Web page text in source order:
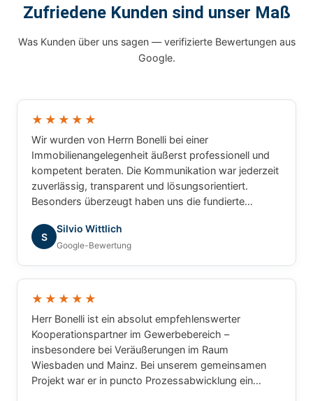
Zufriedene Kunden sind unser Maß
Was Kunden über uns sagen — verifizierte Bewertungen aus
Google.
★★★★★
Wir wurden von Herrn Bonelli bei einer
Immobilienangelegenheit äußerst professionell und
kompetent beraten. Die Kommunikation war jederzeit
zuverlässig, transparent und lösungsorientiert.
Besonders überzeugt haben uns die fundierte
Anliegen und das sehr gute Verständnis für die
besonderen Anforderungen. Wir haben uns während
des gesamten Prozesses bestens betreut gefühlt
und können Herrn Bonelli uneingeschränkt
weiterempfehlen. Vielen Dank für die hervorragende
S
Silvio Wittlich
Google-Bewertung
★★★★★
Herr Bonelli ist ein absolut empfehlenswerter
Kooperationspartner im Gewerbebereich –
insbesondere bei Veräußerungen im Raum
Wiesbaden und Mainz. Bei unserem gemeinsamen
Projekt war er in puncto Prozessabwicklung ein